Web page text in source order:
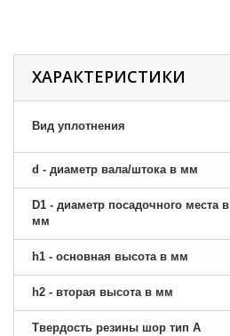
ХАРАКТЕРИСТИКИ
Вид уплотнения
d - диаметр вала/штока в мм
D1 - диаметр посадочного места в
мм
h1 - основная высота в мм
h2 - вторая высота в мм
Твердость резины шор тип A